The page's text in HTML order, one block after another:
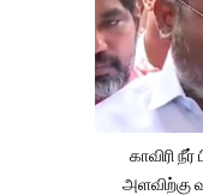
காவிரி
அளவிற்கு